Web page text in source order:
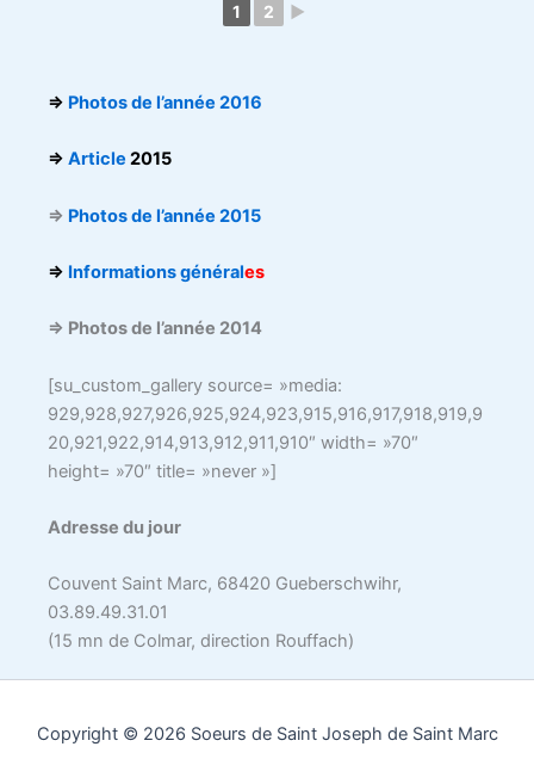
1 2 ►
⇒ Photos de l’année 2016
⇒ Article 2015
⇒ Photos de l’année 2015
⇒ Informations générales
⇒ Photos de l’année 2014
[su_custom_gallery source= »media:
929,928,927,926,925,924,923,915,916,917,918,919,9
20,921,922,914,913,912,911,910″ width= »70″
height= »70″ title= »never »]
Adresse du jour
Couvent Saint Marc, 68420 Gueberschwihr,
03.89.49.31.01
(15 mn de Colmar, direction Rouffach)
Copyright © 2026 Soeurs de Saint Joseph de Saint Marc